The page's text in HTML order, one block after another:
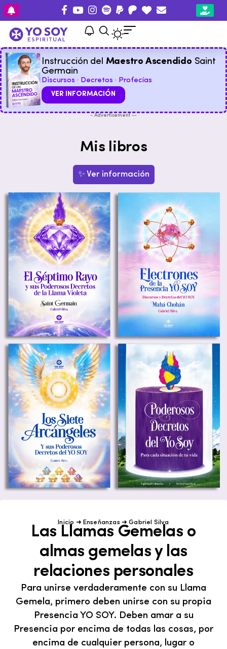
Instrucción del Maestro Ascendido Saint
Germain
Discursos · Decretos · Profecías
VER INFORMACIÓN
- Advertisement --
Mis libros
✨ Ver información
Inicio ➜ Enseñanzas ➜Gabriel Silva
Las Llamas Gemelas o
almas gemelas y las
relaciones personales
Para unirse verdaderamente con su Llama
Gemela, primero deben unirse con su propia
Presencia YO SOY. Deben amar a su
Presencia por encima de todas las cosas, por
encima de cualquier persona, lugar o